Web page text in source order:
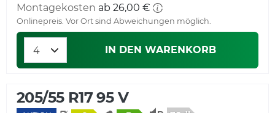
Montagekosten ab 26,00 €
Onlinepreis. Vor Ort sind Abweichungen möglich.
IN DEN WARENKORB
205/55 R17 95 V